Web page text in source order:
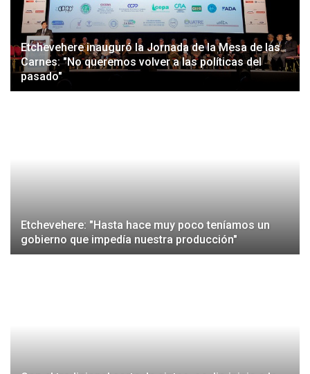
Etchevehere inauguró la Jornada de la Mesa de las
Carnes: "No queremos volver a las políticas del
pasado"
Etchevehere: "Hasta hace muy poco teníamos un
gobierno que impedía nuestra producción"